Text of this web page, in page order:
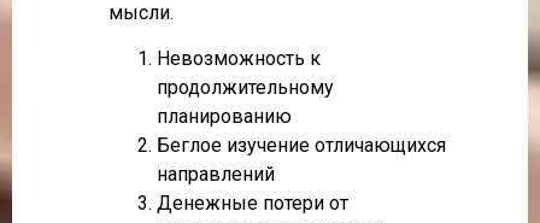
мысли.
Невозможность к
продолжительному
планированию
Беглое изучение отличающихся
направлений
Денежные потери от